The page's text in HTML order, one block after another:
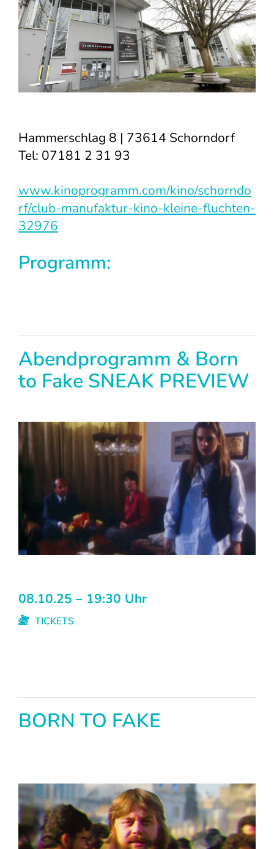
Hammerschlag 8 | 73614 Schorndorf
Tel: 07181 2 31 93
www.kinoprogramm.com/kino/schorndo
rf/club-manufaktur-kino-kleine-fluchten-
32976
Programm:
Abendprogramm & Born
to Fake SNEAK PREVIEW
08.10.25 – 19:30 Uhr
TICKETS
BORN TO FAKE